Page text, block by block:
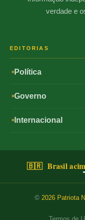
verdade e
EDITORIAS
Política
Governo
Internacional
🇧🇷 Brasil
© 2026 Patriota